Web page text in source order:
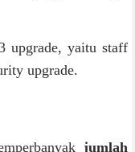
upgrade, yaitu staff
upgrade.
jumlah